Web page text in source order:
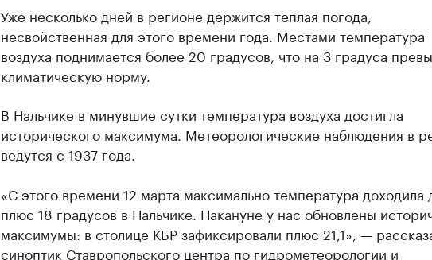
Уже несколько дней в регионе держится теплая погода,
несвойственная для этого времени года. Местами температура
воздуха поднимается более 20 градусов, что на 3 градуса
климатическую норму.
В Нальчике в минувшие сутки температура воздуха достигла
исторического максимума. Метеорологические наблюдения в
ведутся с 1937 года.
«С этого времени 12 марта максимально температура доходила
плюс 18 градусов в Нальчике. Накануне у нас обновлены
максимумы: в столице КБР зафиксировали плюс 21,1», —
синоптик Ставропольского центра по гидрометеорологии и